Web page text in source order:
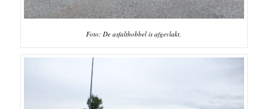
Foto: De asfalthobbel is afgevlakt.